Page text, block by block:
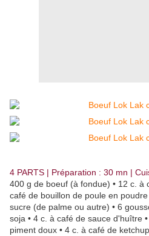
4 PARTS | Préparation : 30 mn |
400 g de boeuf (à fondue) • 12 c. à
café de bouillon de poule en
sucre (de palme ou autre) • 6
soja • 4 c. à café de sauce d'huître
piment doux • 4 c. à café de